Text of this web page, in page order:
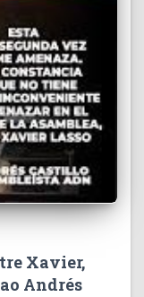
Xavier,
Andrés